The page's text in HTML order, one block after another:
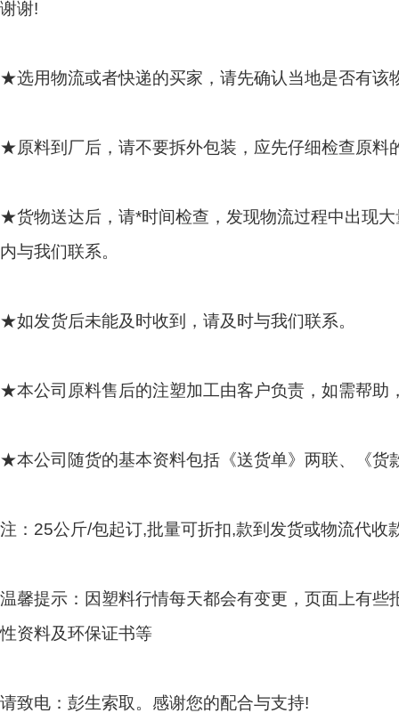
谢谢!
★选用物流或者快递的买家，请先确认当地是否有该
★原料到厂后，请不要拆外包装，应先仔细检查原料
★货物送达后，请*时间检查，发现物流过程中出现
内与我们联系。
★如发货后未能及时收到，请及时与我们联系。
★本公司原料售后的注塑加工由客户负责，如需帮助
★本公司随货的基本资料包括《送货单》两联、《货
注： 25公斤/包起订,批量可折扣,款到发货或物流代收
温馨提示：因塑料行情每天都会有变更，页面上有
性资料及环保证书等
请致电：彭生索取。感谢您的配合与支持!